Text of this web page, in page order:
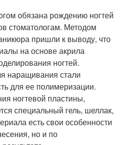
обязана рождению ногтей
стоматологам. Методом
пришли к выводу, что
на основе акрила
ногтей.
наращивания стали
для ее полимеризации.
ногтевой пластины,
специальный гель, шеллак,
есть свои особенности
но и по